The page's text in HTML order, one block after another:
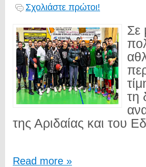
Σχολιάστε πρώτοι!
Σε
τη
της Αριδαίας και του
Read more »